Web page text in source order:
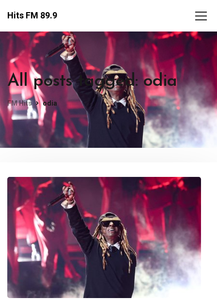
Hits FM 89.9
All posts tagged: odia
FM Hits odia